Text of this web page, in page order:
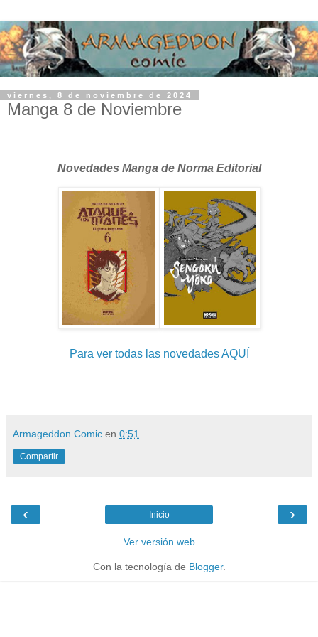
viernes, 8 de noviembre de 2024
Manga 8 de Noviembre
Novedades Manga de Norma Editorial
Para ver todas las novedades AQUÍ
Armageddon Comic en 0:51
Compartir
‹ ›
Inicio
Ver versión web
Con la tecnología de Blogger.